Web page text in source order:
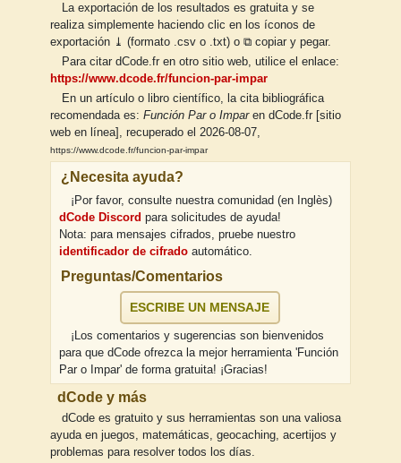
La exportación de los resultados es gratuita y se
realiza simplemente haciendo clic en los íconos de
exportación ⤓ (formato .csv o .txt) o ⧉ copiar y pegar.
Para citar dCode.fr en otro sitio web, utilice el enlace:
https://www.dcode.fr/funcion-par-impar
En un artículo o libro científico, la cita bibliográfica
recomendada es: Función Par o Imparen dCode.fr [sitio
web en línea], recuperado el 2026-08-07,
https://www.dcode.fr/funcion-par-impar
¿Necesita ayuda?
¡Por favor, consulte nuestra comunidad (en Inglès)
dCode Discord para solicitudes de ayuda!
Nota: para mensajes cifrados, pruebe nuestro
identificador de cifrado automático.
Preguntas/Comentarios
ESCRIBE UN MENSAJE
¡Los comentarios y sugerencias son bienvenidos
para que dCode ofrezca la mejor herramienta 'Función
Par o Impar' de forma gratuita! ¡Gracias!
dCode y más
dCode es gratuito y sus herramientas son una valiosa
ayuda en juegos, matemáticas, geocaching, acertijos y
problemas para resolver todos los días.